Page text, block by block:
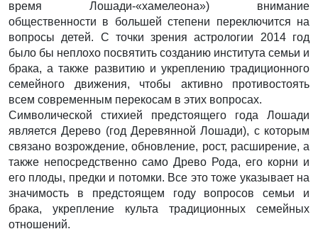
время Лошади-«хамелеона») внимание
общественности в большей степени переключится на
вопросы детей. С точки зрения астрологии 2014 год
было бы неплохо посвятить созданию института семьи и
брака, а также развитию и укреплению традиционного
семейного движения, чтобы активно противостоять
всем современным перекосам в этих вопросах.
Символической стихией предстоящего года Лошади
является Дерево (год Деревянной Лошади), с которым
связано возрождение, обновление, рост, расширение, а
также непосредственно само Древо Рода, его корни и
его плоды, предки и потомки. Все это тоже указывает на
значимость в предстоящем году вопросов семьи и
брака, укрепление культа традиционных семейных
отношений.